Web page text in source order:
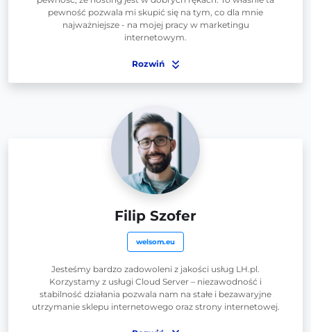
pewność pozwala mi skupić się na tym, co dla mnie
najważniejsze - na mojej pracy w marketingu
internetowym.
Rozwiń
Filip Szofer
welsom.eu
Jesteśmy bardzo zadowoleni z jakości usług LH.pl.
Korzystamy z usługi Cloud Server – niezawodność i
stabilność działania pozwala nam na stałe i bezawaryjne
utrzymanie sklepu internetowego oraz strony internetowej.